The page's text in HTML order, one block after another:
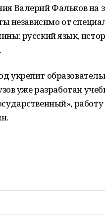
Валерий Фальков на
независимо от
русский язык,
укрепит
уже разработан